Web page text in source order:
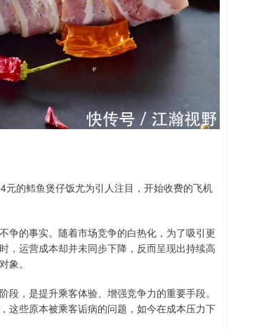
的鳕鱼煲仔饭尤为引人注目，开始收费的飞机
争的事实。随着市场竞争的白热化，为了吸引更
，运营成本却并未同步下降，反而呈现出持续高
象。
，是提升乘客体验、增强竞争力的重要手段。
这些原本被乘客诟病的问题，如今在成本压力下